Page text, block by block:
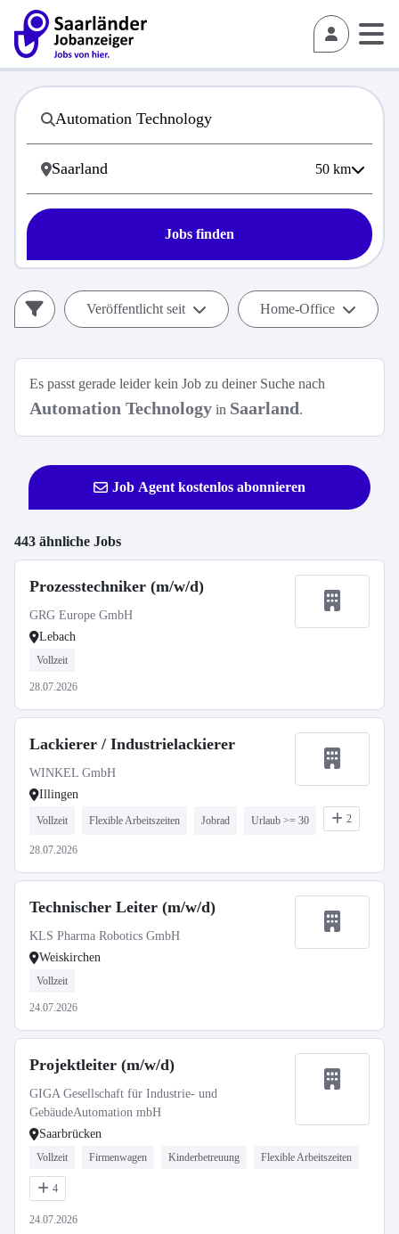
50 km
Jobs finden
Veröffentlicht seit Home-Office
Es passt gerade leider kein Job zu deiner Suche nach
Automation Technology in Saarland.
Job Agent kostenlos abonnieren
443 ähnliche Jobs
Prozesstechniker (m/w/d)
GRG Europe GmbH
Lebach
Vollzeit
28.07.2026
Lackierer / Industrielackierer
WINKEL GmbH
Illingen
Vollzeit Flexible Arbeitszeiten Jobrad Urlaub >= 30 2
28.07.2026
Technischer Leiter (m/w/d)
KLS Pharma Robotics GmbH
Weiskirchen
Vollzeit
24.07.2026
Projektleiter (m/w/d)
GIGA Gesellschaft für Industrie- und
GebäudeAutomation mbH
Saarbrücken
Vollzeit Firmenwagen Kinderbetreuung Flexible Arbeitszeiten
4
24.07.2026